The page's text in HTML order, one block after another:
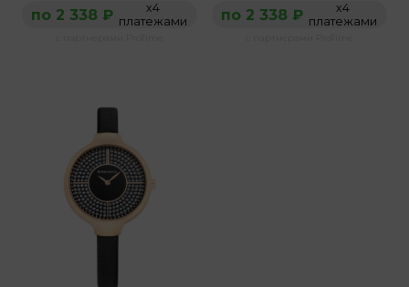
по 2 338 ₽
х4
платежами
по 2 338 ₽
х4
платежами